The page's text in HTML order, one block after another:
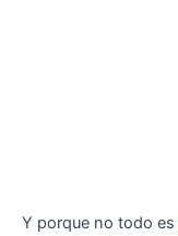
Y porque no todo es